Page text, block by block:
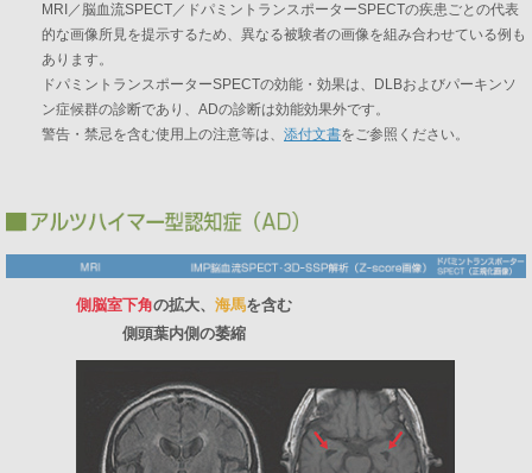
MRI／脳血流SPECT／ドパミントランスポーターSPECTの疾患ごとの代表
的な画像所見を提示するため、異なる被験者の画像を組み合わせている例も
あります。
ドパミントランスポーターSPECTの効能・効果は、DLBおよびパーキンソ
ン症候群の診断であり、ADの診断は効能効果外です。
警告・禁忌を含む使用上の注意等は、 添付文書をご参照ください。
側脳室下角の拡大、 海馬を含む
側頭葉内側の萎縮